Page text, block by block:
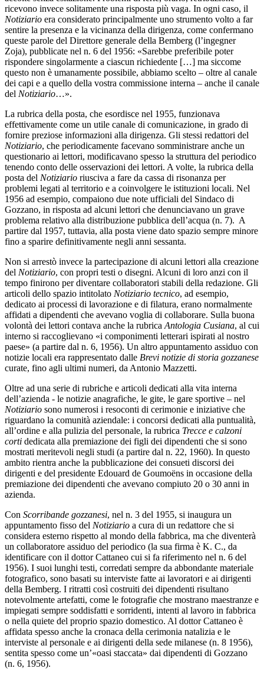
ricevono invece solitamente una risposta più vaga. In ogni caso, il
Notiziario era considerato principalmente uno strumento volto a far
sentire la presenza e la vicinanza della dirigenza, come confermano
queste parole del Direttore generale della Bemberg (l’ingegner
Zoja), pubblicate nel n. 6 del 1956: «Sarebbe preferibile poter
rispondere singolarmente a ciascun richiedente […] ma siccome
questo non è umanamente possibile, abbiamo scelto – oltre al canale
dei capi e a quello della vostra commissione interna – anche il canale
del Notiziario…».
La rubrica della posta, che esordisce nel 1955, funzionava
effettivamente come un utile canale di comunicazione, in grado di
fornire preziose informazioni alla dirigenza. Gli stessi redattori del
Notiziario, che periodicamente facevano somministrare anche un
questionario ai lettori, modificavano spesso la struttura del periodico
tenendo conto delle osservazioni dei lettori. A volte, la rubrica della
posta del Notiziario riusciva a fare da cassa di risonanza per
problemi legati al territorio e a coinvolgere le istituzioni locali. Nel
1956 ad esempio, compaiono due note ufficiali del Sindaco di
Gozzano, in risposta ad alcuni lettori che denunciavano un grave
problema relativo alla distribuzione pubblica dell’acqua (n. 7). A
partire dal 1957, tuttavia, alla posta viene dato spazio sempre minore
fino a sparire definitivamente negli anni sessanta.
Non si arrestò invece la partecipazione di alcuni lettori alla creazione
del Notiziario, con propri testi o disegni. Alcuni di loro anzi con il
tempo finirono per diventare collaboratori stabili della redazione. Gli
articoli dello spazio intitolato Notiziario tecnico, ad esempio,
dedicato ai processi di lavorazione e di filatura, erano normalmente
affidati a dipendenti che avevano voglia di collaborare. Sulla buona
volontà dei lettori contava anche la rubrica Antologia Cusiana, al cui
interno si raccoglievano «i componimenti letterari ispirati al nostro
paese» (a partire dal n. 6, 1956). Un altro appuntamento assiduo con
notizie locali era rappresentato dalle Brevi notizie di storia gozzanese
curate, fino agli ultimi numeri, da Antonio Mazzetti.
Oltre ad una serie di rubriche e articoli dedicati alla vita interna
dell’azienda - le notizie anagrafiche, le gite, le gare sportive – nel
Notiziario sono numerosi i resoconti di cerimonie e iniziative che
riguardano la comunità aziendale: i concorsi dedicati alla puntualità,
all’ordine e alla pulizia del personale, la rubrica Trecce e calzoni
corti dedicata alla premiazione dei figli dei dipendenti che si sono
mostrati meritevoli negli studi (a partire dal n. 22, 1960). In questo
ambito rientra anche la pubblicazione dei consueti discorsi dei
dirigenti e del presidente Edouard de Goumoëns in occasione della
premiazione dei dipendenti che avevano compiuto 20 o 30 anni in
azienda.
Con Scorribande gozzanesi, nel n. 3 del 1955, si inaugura un
appuntamento fisso del Notiziario a cura di un redattore che si
considera esterno rispetto al mondo della fabbrica, ma che diventerà
un collaboratore assiduo del periodico (la sua firma è K. C., da
identificare con il dottor Cattaneo cui si fa riferimento nel n. 6 del
1956). I suoi lunghi testi, corredati sempre da abbondante materiale
fotografico, sono basati su interviste fatte ai lavoratori e ai dirigenti
della Bemberg. I ritratti così costruiti dei dipendenti risultano
notevolmente artefatti, come le fotografie che mostrano maestranze e
impiegati sempre soddisfatti e sorridenti, intenti al lavoro in fabbrica
o nella quiete del proprio spazio domestico. Al dottor Cattaneo è
affidata spesso anche la cronaca della cerimonia natalizia e le
interviste al personale e ai dirigenti della sede milanese (n. 8 1956),
sentita spesso come un’«oasi staccata» dai dipendenti di Gozzano
(n. 6, 1956).